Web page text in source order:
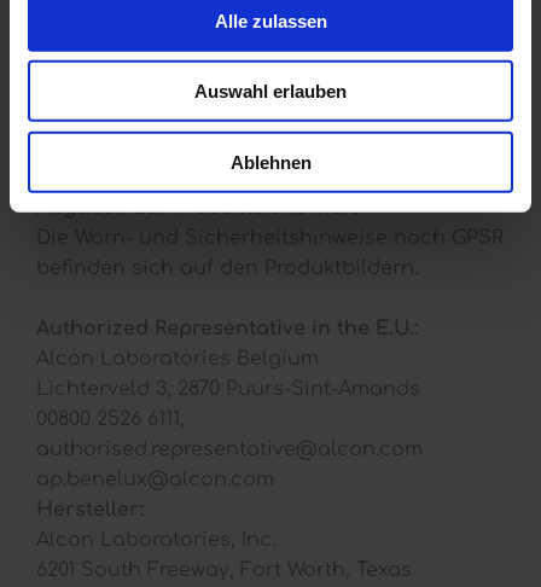
Alle zulassen
Auswahl erlauben
Ablehnen
Linsenoberfläche hin wird sie zu einer hydrophilen
Linse mit annähernd 100% Wassergehalt. Dies ist
der Grund für einen außergewönlichen
Tragekomfort.
Angaben zur Produktsicherheit:
Die Warn- und Sicherheitshinweise nach GPSR
befinden sich auf den Produktbildern.
Authorized Representative in the E.U.:
Alcon Laboratories Belgium
Lichterveld 3, 2870 Puurs-Sint-Amands
00800 2526 6111,
authorised.representative@alcon.com
ap.benelux@alcon.com
Hersteller:
Alcon Laboratories, Inc.
6201 South Freeway, Fort Worth, Texas